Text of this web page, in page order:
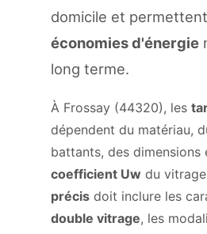
domicile et
économies d'énergie
long terme.
À Frossay (44320), les
dépendent du matériau,
battants, des dimensions
coefficient Uw du
précis doit inclure les
double vitrage, les